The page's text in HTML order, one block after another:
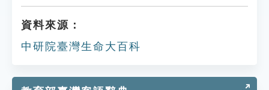
資料來源：
中研院臺灣生命大百科